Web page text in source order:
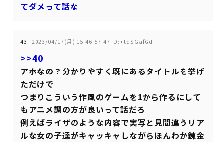
てダメって話な
43 : 2023/04/17(月) 15:46:57.47 ID:+tdSGafGd
>>40
アホなの？分かりやすく既にあるタイトルを挙げ
ただけで
つまりこういう作風のゲームを1から作るにして
もアニメ調の方が良いって話だろ
例えばライザのような内容で実写と見間違うリア
ルな女の子達がキャッキャしながらほんわか錬金